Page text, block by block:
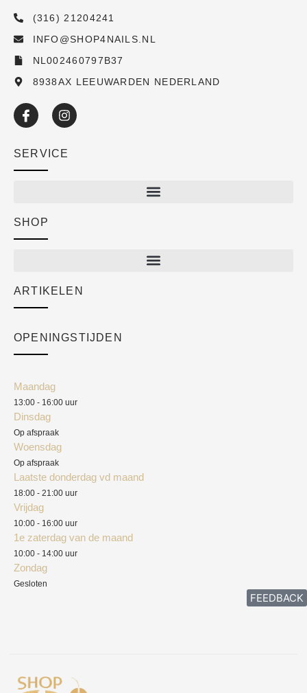
(316) 21204241
INFO@SHOP4NAILS.NL
NL002460797B37
8938AX LEEUWARDEN NEDERLAND
SERVICE
Academy
SHOP
ARTIKELEN
OPENINGSTIJDEN
Maandag
13:00 - 16:00 uur
Dinsdag
Op afspraak
Woensdag
Op afspraak
Laatste donderdag vd maand
18:00 - 21:00 uur
Vrijdag
10:00 - 16:00 uur
1e zaterdag van de maand
10:00 - 14:00 uur
Zondag
Gesloten
FEEDBACK